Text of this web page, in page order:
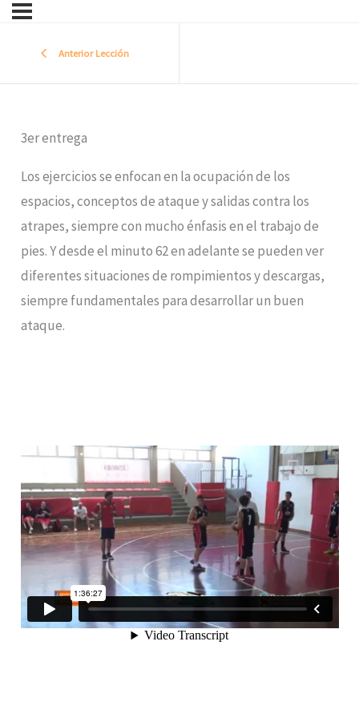
Anterior Lección
3er entrega
Los ejercicios se enfocan en la ocupación de los
espacios, conceptos de ataque y salidas contra los
atrapes, siempre con mucho énfasis en el trabajo de
pies. Y desde el minuto 62 en adelante se pueden ver
diferentes situaciones de rompimientos y descargas,
siempre fundamentales para desarrollar un buen
ataque.